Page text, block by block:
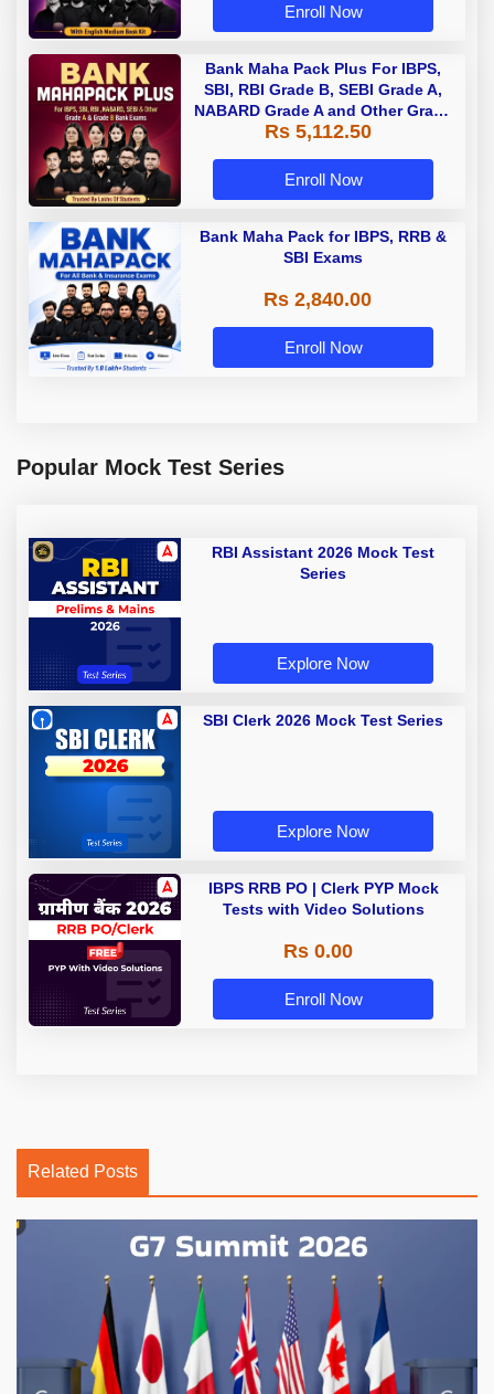
Enroll Now
Bank Maha Pack Plus For IBPS,
SBI, RBI Grade B, SEBI Grade A,
NABARD Grade A and Other Grade
A & Grade B Bank Exams
Rs 5,112.50
Enroll Now
Bank Maha Pack for IBPS, RRB &
SBI Exams
Rs 2,840.00
Enroll Now
Popular Mock Test Series
RBI Assistant 2026 Mock Test
Series
Explore Now
SBI Clerk 2026 Mock Test Series
Explore Now
IBPS RRB PO | Clerk PYP Mock
Tests with Video Solutions
Rs 0.00
Enroll Now
Related Posts